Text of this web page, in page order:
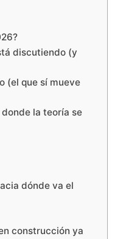
discutiendo (y
(el que sí mueve
la teoría se
dónde va el
construcción ya